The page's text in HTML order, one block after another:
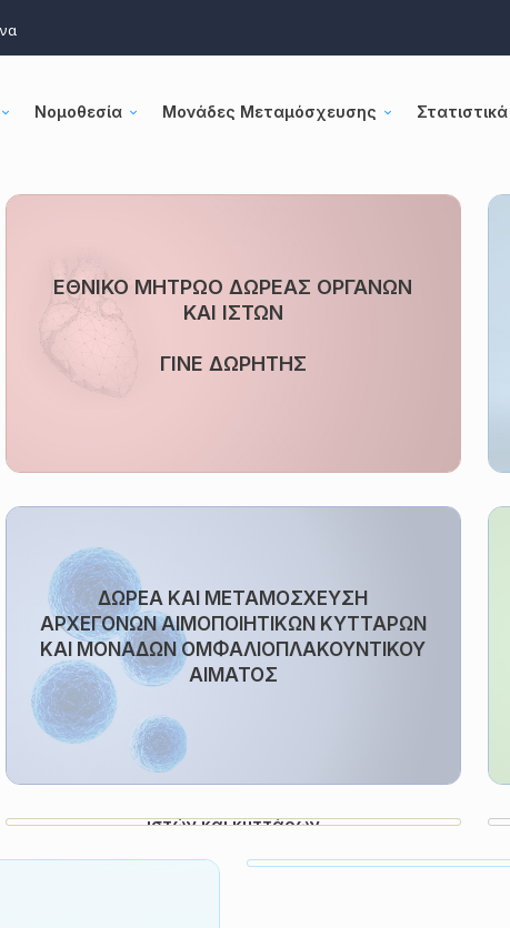
Νομοθεσία Μονάδες Μεταμόσχευσης Στατιστικά
ΕΘΝΙΚΟ ΜΗΤΡΩΟ ΔΩΡΕΑΣ ΟΡΓΑΝΩΝ
ΚΑΙ ΙΣΤΩΝ
ΓΙΝΕ ΔΩΡΗΤΗΣ
ΔΩΡΕΑ ΚΑΙ ΜΕΤΑΜΟΣΧΕΥΣΗ
ΑΡΧΕΓΟΝΩΝ ΑΙΜΟΠΟΙΗΤΙΚΩΝ ΚΥΤΤΑΡΩΝ
ΚΑΙ ΜΟΝΑΔΩΝ ΟΜΦΑΛΙΟΠΛΑΚΟΥΝΤΙΚΟΥ
ΑΙΜΑΤΟΣ
ιστών και κυττάρων